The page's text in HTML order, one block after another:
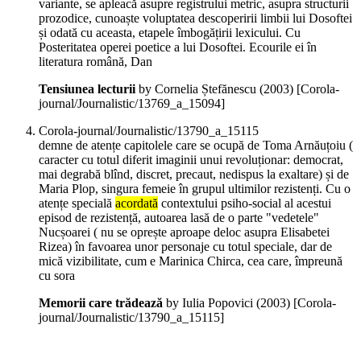
variante, se apleacă asupre registrului metric, asupra structurii
prozodice, cunoaște voluptatea descoperirii limbii lui Dosoftei
și odată cu aceasta, etapele îmbogățirii lexicului. Cu
Posteritatea operei poetice a lui Dosoftei. Ecourile ei în
literatura română, Dan
Tensiunea lecturiiby Cornelia Ștefănescu (2003) [Corola-
journal/Journalistic/13769_a_15094]
Corola-journal/Journalistic/13790_a_15115
demne de atențe capitolele care se ocupă de Toma Arnăuțoiu (
caracter cu totul diferit imaginii unui revoluționar: democrat,
mai degrabă blînd, discret, precaut, nedispus la exaltare) și de
Maria Plop, singura femeie în grupul ultimilor rezistenți. Cu o
atențe specială acordată contextului psiho-social al acestui
episod de rezistență, autoarea lasă de o parte "vedetele"
Nucșoarei ( nu se oprește aproape deloc asupra Elisabetei
Rizea) în favoarea unor personaje cu totul speciale, dar de
mică vizibilitate, cum e Marinica Chirca, cea care, împreună
cu sora
Memorii care trădează by Iulia Popovici (2003) [Corola-
journal/Journalistic/13790_a_15115]